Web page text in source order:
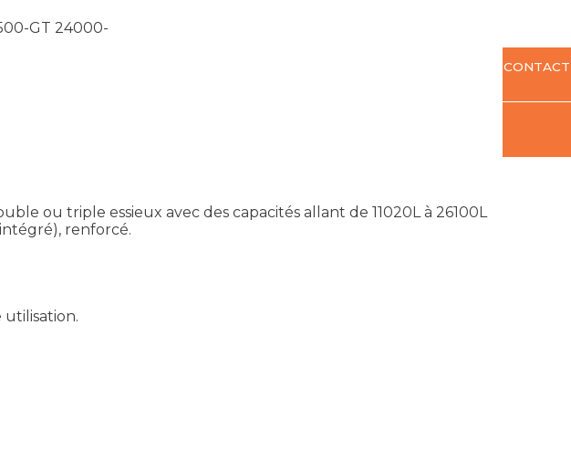
GT 24000-
ou triple essieux avec des capacités allant de 11020L à 26100L
renforcé.
CONTACT